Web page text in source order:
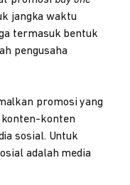
jangka waktu
termasuk bentuk
pengusaha
promosi yang
konten-konten
sosial. Untuk
adalah media